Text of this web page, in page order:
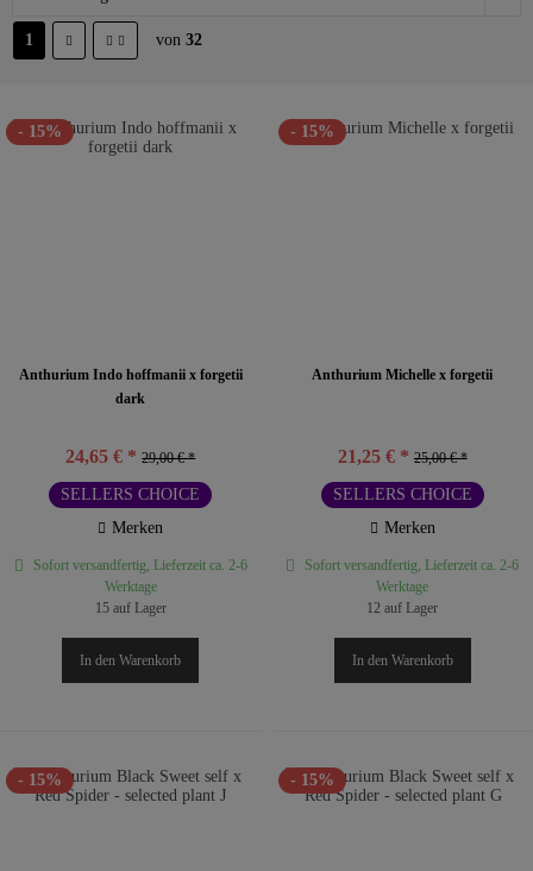
1 von 32
- 15%
Anthurium Indo hoffmanii x forgetii
dark
24,65 € * 29,00 € *
SELLERS CHOICE
Merken
Sofort versandfertig, Lieferzeit ca. 2-6
Werktage
15 auf Lager
In den Warenkorb
- 15%
Anthurium Michelle x forgetii
21,25 € * 25,00 € *
SELLERS CHOICE
Merken
Sofort versandfertig, Lieferzeit ca. 2-6
Werktage
12 auf Lager
In den Warenkorb
- 15% - 15%